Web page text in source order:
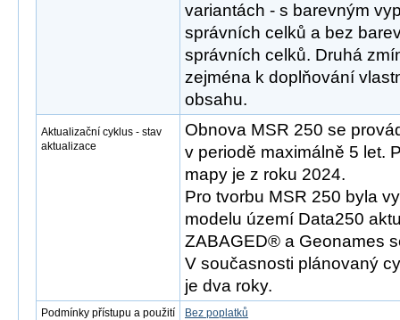
variantách - s barevným
správních celků a bez
správních celků. Druhá
zejména k doplňování
obsahu.
Aktualizační cyklus - stav
aktualizace
Obnova MSR 250 se
v periodě maximálně 5 let.
mapy je z roku 2024.
Pro tvorbu MSR 250 byla
modelu území Data250
ZABAGED® a Geonames
V současnosti plánovaný
je dva roky.
Podmínky přístupu a použití
Bez poplatků